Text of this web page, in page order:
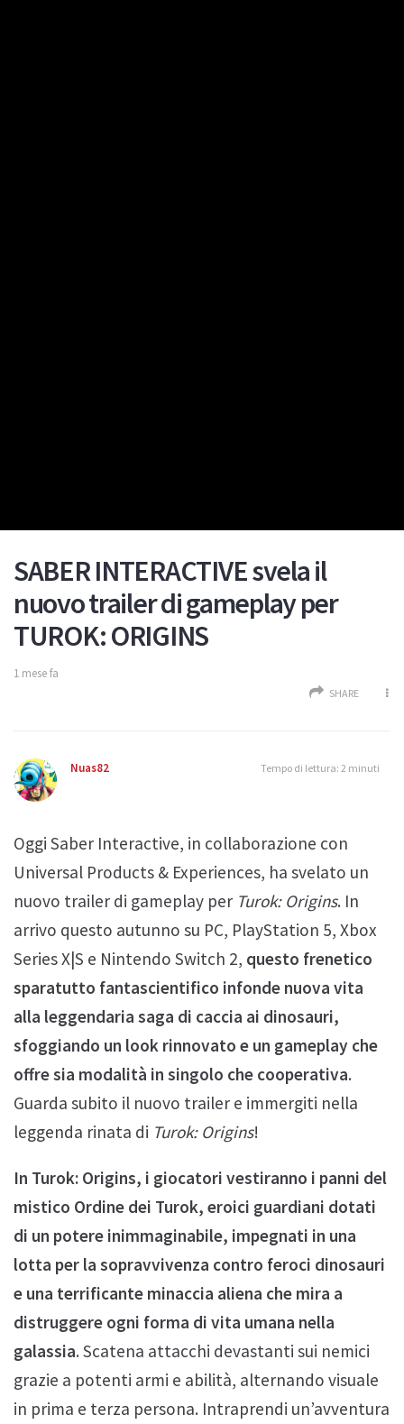
SABER INTERACTIVE svela il
nuovo trailer di gameplay per
TUROK: ORIGINS
1 mese fa
SHARE
Nuas82 Tempo di lettura: 2 minuti
Oggi Saber Interactive, in collaborazione con
Universal Products & Experiences, ha svelato un
nuovo trailer di gameplay per Turok: Origins. In
arrivo questo autunno su PC, PlayStation 5, Xbox
Series X|S e Nintendo Switch 2, questo frenetico
sparatutto fantascientifico infonde nuova vita
alla leggendaria saga di caccia ai dinosauri,
sfoggiando un look rinnovato e un gameplay che
offre sia modalità in singolo che cooperativa.
Guarda subito il nuovo trailer e immergiti nella
leggenda rinata di Turok: Origins!
In Turok: Origins, i giocatori vestiranno i panni del
mistico Ordine dei Turok, eroici guardiani dotati
di un potere inimmaginabile, impegnati in una
lotta per la sopravvivenza contro feroci dinosauri
e una terrificante minaccia aliena che mira a
distruggere ogni forma di vita umana nella
galassia. Scatena attacchi devastanti sui nemici
grazie a potenti armi e abilità, alternando visuale
in prima e terza persona. Intraprendi un’avventura